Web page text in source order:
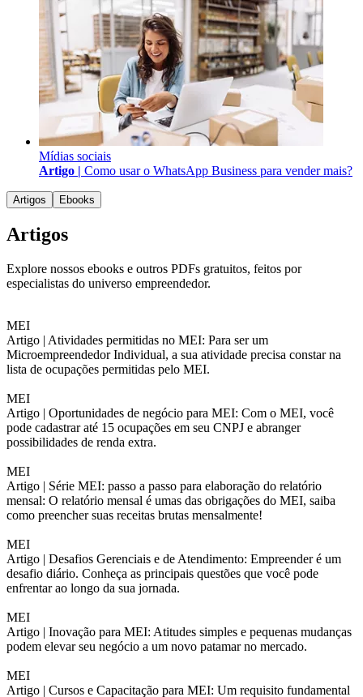
Mídias sociais
Artigo | Como usar o WhatsApp Business para vender mais?
Artigos Ebooks
Artigos
Explore nossos ebooks e outros PDFs gratuitos, feitos por
especialistas do universo empreendedor.
MEI
Artigo | Atividades permitidas no MEI: Para ser um
Microempreendedor Individual, a sua atividade precisa constar na
lista de ocupações permitidas pelo MEI.
MEI
Artigo | Oportunidades de negócio para MEI: Com o MEI, você
pode cadastrar até 15 ocupações em seu CNPJ e abranger
possibilidades de renda extra.
MEI
Artigo | Série MEI: passo a passo para elaboração do relatório
mensal: O relatório mensal é umas das obrigações do MEI, saiba
como preencher suas receitas brutas mensalmente!
MEI
Artigo | Desafios Gerenciais e de Atendimento: Empreender é um
desafio diário. Conheça as principais questões que você pode
enfrentar ao longo da sua jornada.
MEI
Artigo | Inovação para MEI: Atitudes simples e pequenas mudanças
podem elevar seu negócio a um novo patamar no mercado.
MEI
Artigo | Cursos e Capacitação para MEI: Um requisito fundamental